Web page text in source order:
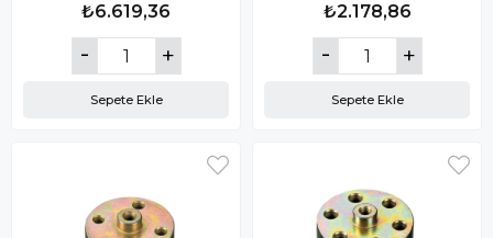
₺6.619,36
Sepete Ekle
₺2.178,86
Sepete Ekle